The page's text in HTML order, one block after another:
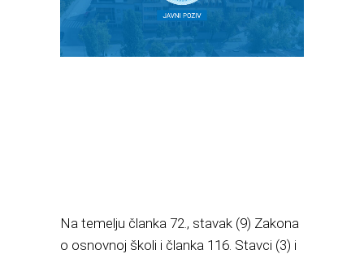
Na temelju članka 72., stavak (9) Zakona
o osnovnoj školi i članka 116. Stavci (3) i